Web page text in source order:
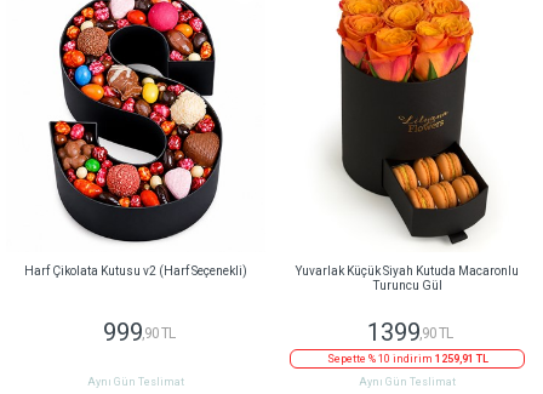
Harf Çikolata Kutusu v2 (Harf Seçenekli)
999,90 TL
Aynı Gün Teslimat
Yuvarlak Küçük Siyah Kutuda Macaronlu
Turuncu Gül
1399,90 TL
Sepette % 10 indirim 1259,91 TL
Aynı Gün Teslimat